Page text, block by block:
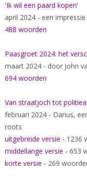
'Ik wil een paard kopen'
april 2024 - een
488 woorden
Paasgroet 2024: het
maart 2024 - door John
694 woorden
Van straatjoch tot
februari 2024 - Darius,
roots
uitgebreide versie - 1236
middellange versie - 653
korte versie - 269